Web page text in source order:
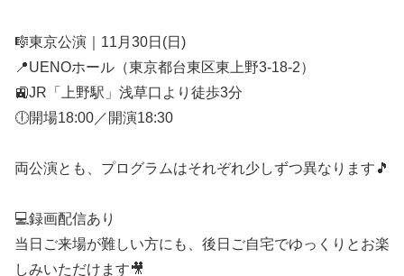
🎼東京公演｜11月30日(日)
📍UENOホール（東京都台東区東上野3-18-2）
🚉JR「上野駅」浅草口より徒歩3分
🕕開場18:00／開演18:30
両公演とも、プログラムはそれぞれ少しずつ異なります🎵
💻録画配信あり
当日ご来場が難しい方にも、後日ご自宅でゆっくりとお楽
しみいただけます🎥